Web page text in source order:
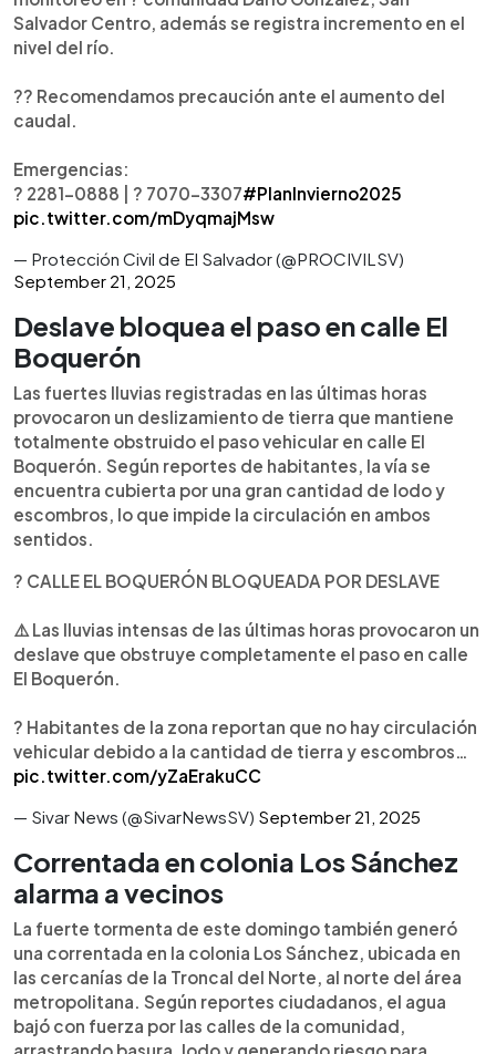
Salvador Centro, además se registra incremento en el
nivel del río.
?? Recomendamos precaución ante el aumento del
caudal.
Emergencias:
? 2281-0888 | ? 7070-3307#PlanInvierno2025
pic.twitter.com/mDyqmajMsw
— Protección Civil de El Salvador (@PROCIVILSV)
September 21, 2025
Deslave bloquea el paso en calle El
Boquerón
Las fuertes lluvias registradas en las últimas horas
provocaron un deslizamiento de tierra que mantiene
totalmente obstruido el paso vehicular en calle El
Boquerón. Según reportes de habitantes, la vía se
encuentra cubierta por una gran cantidad de lodo y
escombros, lo que impide la circulación en ambos
sentidos.
? CALLE EL BOQUERÓN BLOQUEADA POR DESLAVE
⚠️ Las lluvias intensas de las últimas horas provocaron un
deslave que obstruye completamente el paso en calle
El Boquerón.
? Habitantes de la zona reportan que no hay circulación
vehicular debido a la cantidad de tierra y escombros…
pic.twitter.com/yZaErakuCC
— Sivar News (@SivarNewsSV) September 21, 2025
Correntada en colonia Los Sánchez
alarma a vecinos
La fuerte tormenta de este domingo también generó
una correntada en la colonia Los Sánchez, ubicada en
las cercanías de la Troncal del Norte, al norte del área
metropolitana. Según reportes ciudadanos, el agua
bajó con fuerza por las calles de la comunidad,
arrastrando basura, lodo y generando riesgo para